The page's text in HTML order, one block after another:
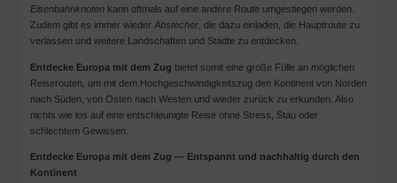
Eisenbahnknotenkann oftmals auf eine andere Route umgestiegen werden.
Zudem gibt es immer wieder Abstecher, die dazu einladen, die Hauptroute zu
verlassen und weitere Landschaften und Städte zu entdecken.
Entdecke Europa mit dem Zug bietet somit eine große Fülle an möglichen
Reiserouten, um mit dem Hochgeschwindigkeitszug den Kontinent von Norden
nach Süden, von Osten nach Westen und wieder zurück zu erkunden. Also
nichts wie los auf eine entschleunigte Reise ohne Stress, Stau oder
schlechtem Gewissen.
Entdecke Europa mit dem Zug — Entspannt und nachhaltig durch den
Kontinent